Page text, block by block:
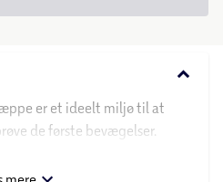
keyboard_arrow_down
er et ideelt miljø til at
de første bevægelser.
og tilskynde til bevægelse.